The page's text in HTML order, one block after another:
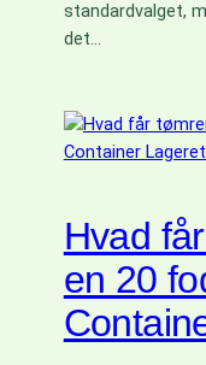
standardvalget,
det…
Hvad
en 20